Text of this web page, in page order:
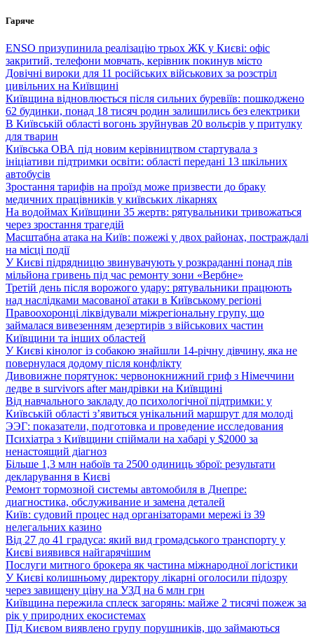
Перейти
вмісту
Гаряче
ENSO призупинила реалізацію трьох ЖК у Києві: офіс
закритий, телефони мовчать, керівник покинув місто
Довічні вироки для 11 російських військових за розстріл
цивільних на Київщині
Київщина відновлюється після сильних буревіїв: пошкоджено
62 будинки, понад 18 тисяч родин залишились без електрики
В Київській області вогонь зруйнував 20 вольєрів у притулку
для тварин
Київська ОВА під новим керівництвом стартувала з
ініціативи підтримки освіти: області передані 13 шкільних
автобусів
Зростання тарифів на проїзд може призвести до браку
медичних працівників у київських лікарнях
На водоймах Київщини 35 жертв: рятувальники тривожаться
через зростання трагедій
Масштабна атака на Київ: пожежі у двох районах, постраждалі
на місці події
У Києві підрядницю звинувачують у розкраданні понад пів
мільйона гривень під час ремонту зони «Вербне»
Третій день після ворожого удару: рятувальники працюють
над наслідками масованої атаки в Київському регіоні
Правоохоронці ліквідували міжрегіональну групу, що
займалася вивезенням дезертирів з військових частин
Київщини та інших областей
У Києві кінолог із собакою знайшли 14-річну дівчину, яка не
повернулася додому після конфлікту
Дивовижне порятунок: червонокнижний гриф з Німеччини
ледве в survivors after мандрівки на Київщині
Від навчального закладу до психологічної підтримки: у
Київській області з’явиться унікальний маршрут для молоді
ЭЭГ: показатели, подготовка и проведение исследования
Психіатра з Київщини спіймали на хабарі у $2000 за
ненастоящий діагноз
Більше 1,3 млн набоїв та 2500 одиниць зброї: результати
декларування в Києві
Ремонт тормозной системы автомобиля в Днепре:
диагностика, обслуживание и замена деталей
Київ: судовий процес над організаторами мережі із 39
нелегальних казино
Від 27 до 41 градуса: який вид громадського транспорту у
Києві виявився найгарячішим
Послуги митного брокера як частина міжнародної логістики
У Києві колишньому директору лікарні оголосили підозру
через завищену ціну на УЗД на 6 млн грн
Київщина пережила сплеск загорянь: майже 2 тисячі пожеж за
рік у природних екосистемах
Під Києвом виявлено групу порушників, що займаються